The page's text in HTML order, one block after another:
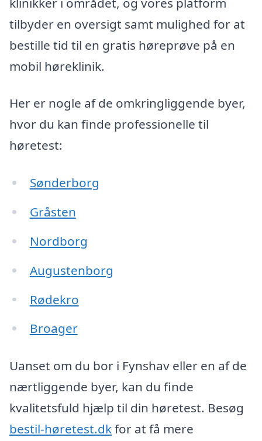
tilbyder en oversigt samt mulighed for at
bestille tid til en gratis høreprøve på en
mobil høreklinik.
Her er nogle af de omkringliggende byer,
hvor du kan finde professionelle til
høretest:
Sønderborg
Gråsten
Nordborg
Augustenborg
Rødekro
Broager
Uanset om du bor i Fynshav eller en af de
nærtliggende byer, kan du finde
kvalitetsfuld hjælp til din høretest. Besøg
bestil-høretest.dkfor at få mere